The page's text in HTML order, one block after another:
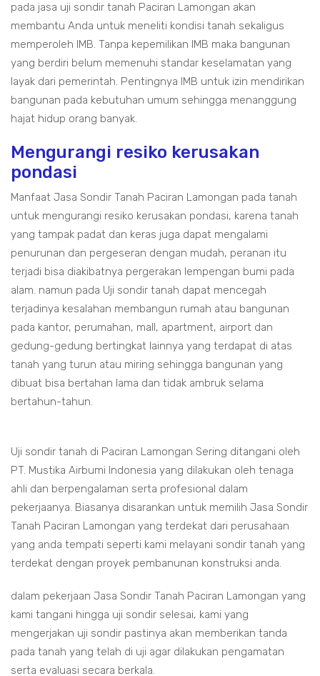
pada jasa uji sondir tanah Paciran Lamongan akan
membantu Anda untuk meneliti kondisi tanah sekaligus
memperoleh IMB. Tanpa kepemilikan IMB maka bangunan
yang berdiri belum memenuhi standar keselamatan yang
layak dari pemerintah. Pentingnya IMB untuk izin mendirikan
bangunan pada kebutuhan umum sehingga menanggung
hajat hidup orang banyak.
Mengurangi resiko kerusakan
pondasi
Manfaat Jasa Sondir Tanah Paciran Lamongan pada tanah
untuk mengurangi resiko kerusakan pondasi, karena tanah
yang tampak padat dan keras juga dapat mengalami
penurunan dan pergeseran dengan mudah, peranan itu
terjadi bisa diakibatnya pergerakan lempengan bumi pada
alam. namun pada Uji sondir tanah dapat mencegah
terjadinya kesalahan membangun rumah atau bangunan
pada kantor, perumahan, mall, apartment, airport dan
gedung-gedung bertingkat lainnya yang terdapat di atas
tanah yang turun atau miring sehingga bangunan yang
dibuat bisa bertahan lama dan tidak ambruk selama
bertahun-tahun.
Uji sondir tanah di Paciran Lamongan Sering ditangani oleh
PT. Mustika Airbumi Indonesia yang dilakukan oleh tenaga
ahli dan berpengalaman serta profesional dalam
pekerjaanya. Biasanya disarankan untuk memilih Jasa Sondir
Tanah Paciran Lamongan yang terdekat dari perusahaan
yang anda tempati seperti kami melayani sondir tanah yang
terdekat dengan proyek pembanunan konstruksi anda.
dalam pekerjaan Jasa Sondir Tanah Paciran Lamongan yang
kami tangani hingga uji sondir selesai, kami yang
mengerjakan uji sondir pastinya akan memberikan tanda
pada tanah yang telah di uji agar dilakukan pengamatan
serta evaluasi secara berkala.